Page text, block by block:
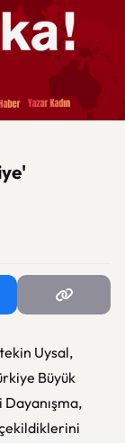
Uysal,
Büyük